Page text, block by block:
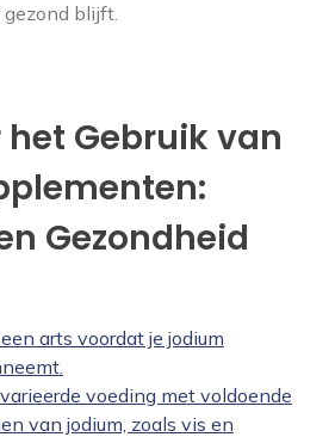
blijft.
het Gebruik van
Gezondheid
arts voordat je jodium
voeding met voldoende
van jodium, zoals vis en